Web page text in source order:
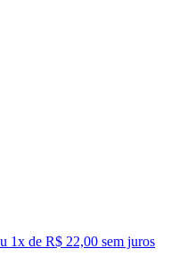
1x de R$ 22,00 sem juros